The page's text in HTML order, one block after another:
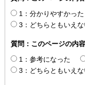
1：分かりやすかった
3：どちらともいえ
質問：このページの内
1：参考になった
3：どちらともいえ